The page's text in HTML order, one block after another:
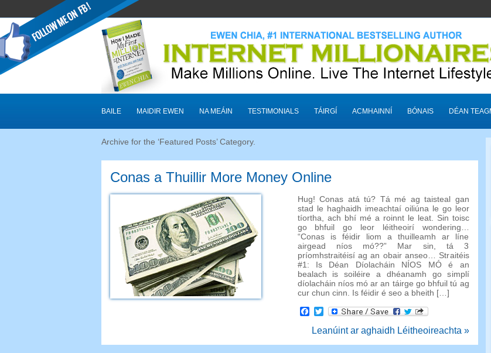
BAILE MAIDIR EWEN NA MEÁIN TESTIMONIALS TÁIRGÍ ACMHAINNÍ BÓNAIS DÉAN
Archive for the ‘Featured Posts’Category.
Conas a Thuillir More Money Online
Hug! Conas atá tú? Tá mé ag taisteal gan
stad le haghaidh imeachtaí oiliúna le go leor
tíortha, ach bhí mé a roinnt le leat. Sin toisc
go bhfuil go leor léitheoirí wondering…
“Conas is féidir liom a thuilleamh ar líne
airgead níos mó??” Mar sin, tá 3
príomhstraitéisí ag an obair anseo… Straitéis
#1: Is Déan Díolacháin NÍOS MÓ é an
bealach is soiléire a dhéanamh go simplí
díolacháin níos mó ar an táirge go bhfuil tú ag
cur chun cinn. Is féidir é seo a bheith […]
Facebook
Twitter
Leanúint ar aghaidh Léitheoireachta »